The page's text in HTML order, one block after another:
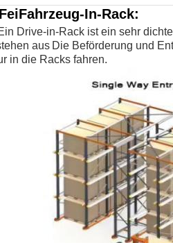
Fahrzeug-In-Rack:
Drive-in-Rack ist ein sehr
aus Die Beförderung und
in die Racks fahren.